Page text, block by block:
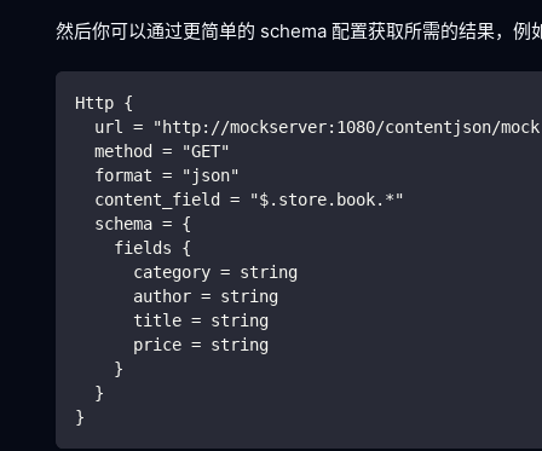
然后你可以通过更简单的 schema 配置获取所需的结果，例
Http {
url = "http://mockserver:1080/contentjson/
  method = "GET"
  format = "json"
  content_field = "$.store.book.*"
  schema = {
    fields {
      category = string
      author = string
      title = string
      price = string
    }
  }
}